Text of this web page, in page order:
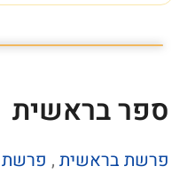
ספר בראשית
פרשת בראשית , פרשת